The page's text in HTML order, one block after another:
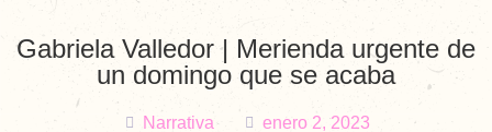
Gabriela Valledor | Merienda urgente de
un domingo que se acaba
Narrativa enero 2, 2023